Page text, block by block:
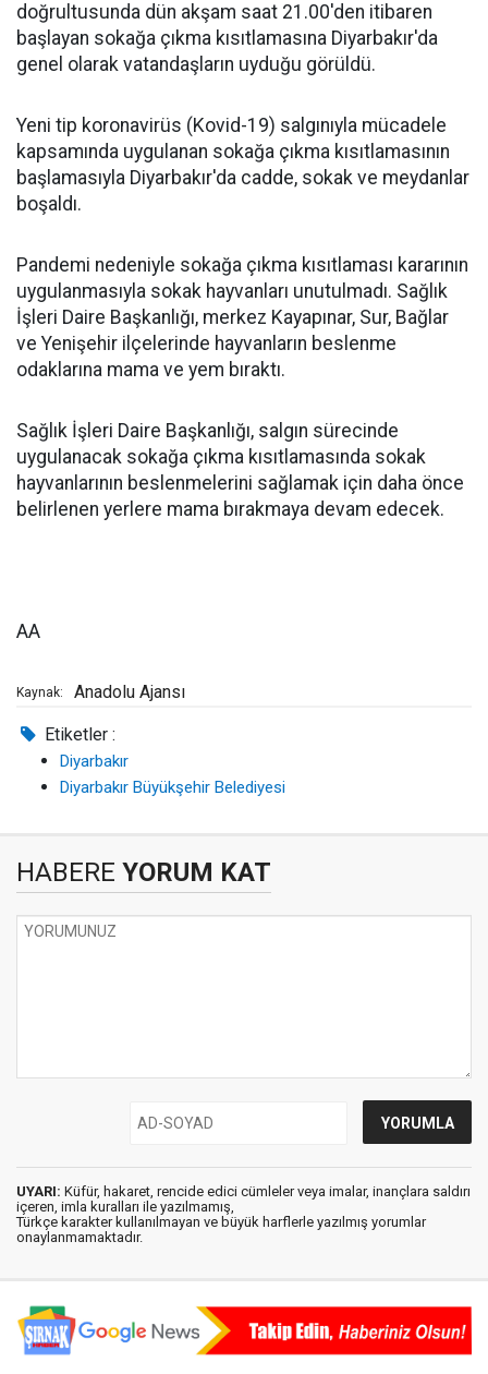
doğrultusunda dün akşam saat 21.00'den itibaren
başlayan sokağa çıkma kısıtlamasına Diyarbakır'da
genel olarak vatandaşların uyduğu görüldü.
Yeni tip koronavirüs (Kovid-19) salgınıyla mücadele
kapsamında uygulanan sokağa çıkma kısıtlamasının
başlamasıyla Diyarbakır'da cadde, sokak ve meydanlar
boşaldı.
Pandemi nedeniyle sokağa çıkma kısıtlaması kararının
uygulanmasıyla sokak hayvanları unutulmadı. Sağlık
İşleri Daire Başkanlığı, merkez Kayapınar, Sur, Bağlar
ve Yenişehir ilçelerinde hayvanların beslenme
odaklarına mama ve yem bıraktı.
Sağlık İşleri Daire Başkanlığı, salgın sürecinde
uygulanacak sokağa çıkma kısıtlamasında sokak
hayvanlarının beslenmelerini sağlamak için daha önce
belirlenen yerlere mama bırakmaya devam edecek.
AA
Kaynak: Anadolu Ajansı
Etiketler :
Diyarbakır
Diyarbakır Büyükşehir Belediyesi
HABERE YORUM KAT
UYARI: Küfür, hakaret, rencide edici cümleler veya imalar, inançlara saldırı
içeren, imla kuralları ile yazılmamış,
Türkçe karakter kullanılmayan ve büyük harflerle yazılmış yorumlar
onaylanmamaktadır.